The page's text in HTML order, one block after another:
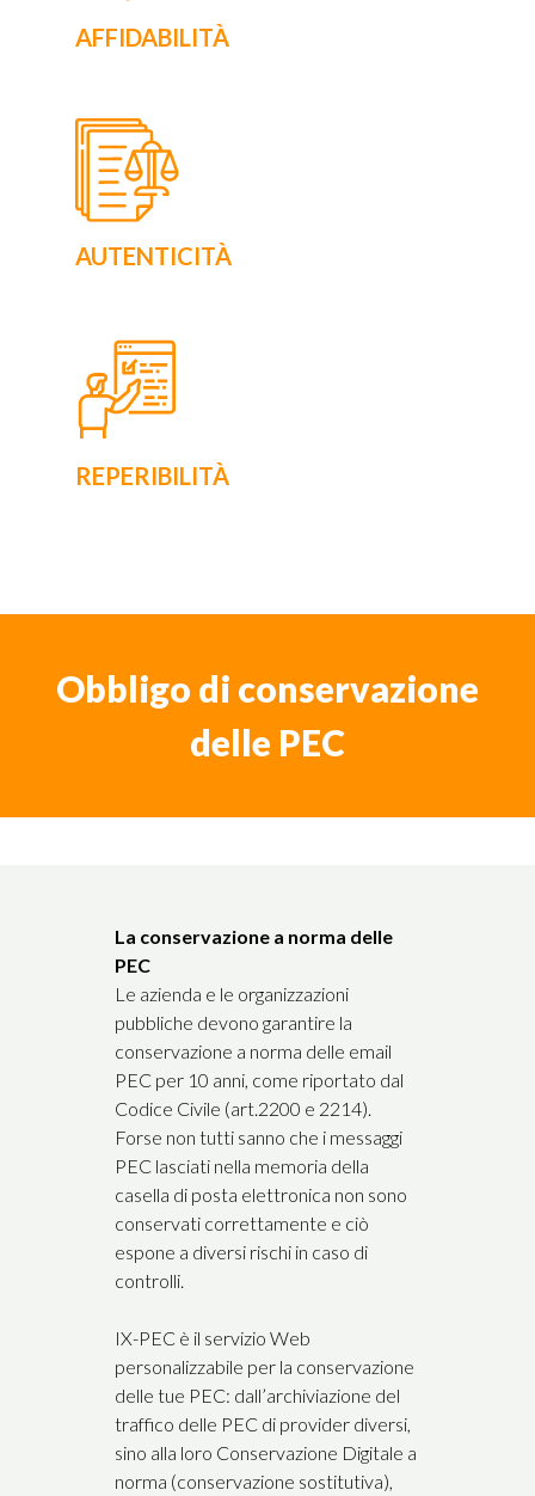
AFFIDABILITÀ
AUTENTICITÀ
REPERIBILITÀ
Obbligo di conservazione
delle PEC
La conservazione a norma delle
PEC
Le azienda e le organizzazioni
pubbliche devono garantire la
conservazione a norma delle email
PEC per 10 anni, come riportato dal
Codice Civile (art.2200 e 2214).
Forse non tutti sanno che i messaggi
PEC lasciati nella memoria della
casella di posta elettronica non sono
conservati correttamente e ciò
espone a diversi rischi in caso di
controlli.
IX-PEC è il servizio Web
personalizzabile per la conservazione
delle tue PEC: dall’archiviazione del
traffico delle PEC di provider diversi,
sino alla loro Conservazione Digitale a
norma (conservazione sostitutiva),